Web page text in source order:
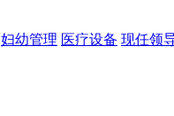
妇幼管理 医疗设备 现任领